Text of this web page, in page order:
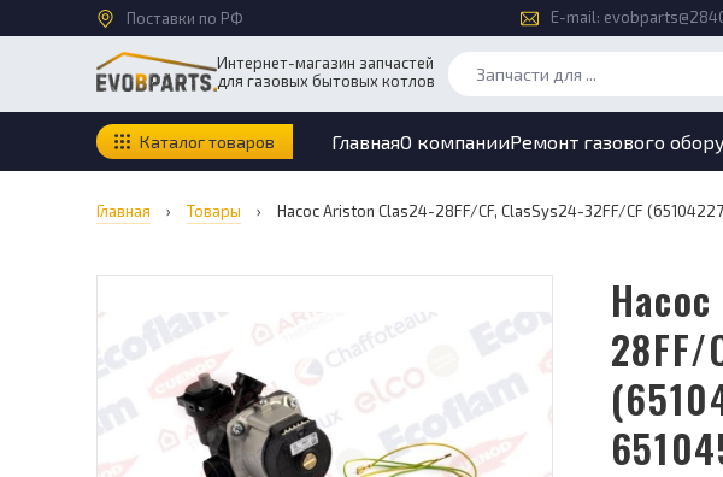
Поставки по РФ E-mail:
Интернет-магазин запчастей
для газовых бытовых котлов
Каталог товаров ГлавнаяО компанииРемонт газового
Главная › Товары › Насос Ariston Clas24-28FF/CF, ClasSys24-32FF/CF
Насос Ariston Clas24-
28FF/